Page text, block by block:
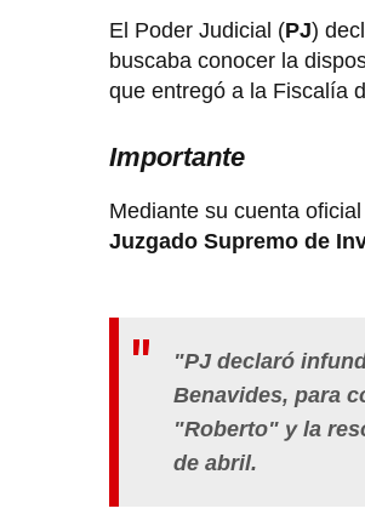
El Poder Judicial (PJ)
buscaba conocer la
que entregó a la Fiscalía
Importante
Mediante su cuenta
Juzgado Supremo de
"PJ declaró
Benavides, para
"Roberto" y la
de abril.